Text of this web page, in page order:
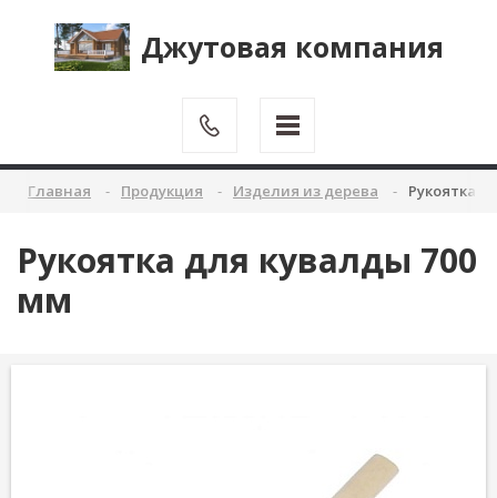
Джутовая компания
Главная Продукция Изделия из дерева Рукоятка
Рукоятка для кувалды 700
мм